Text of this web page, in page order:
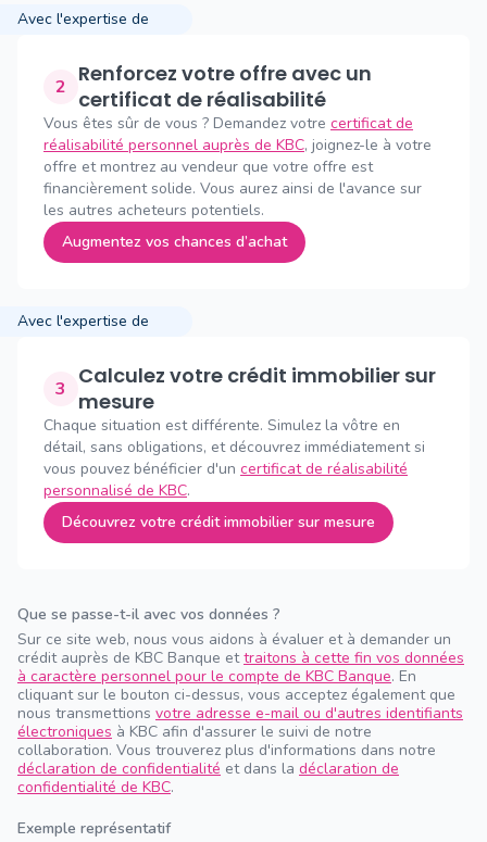
Avec l'expertise de
2 Renforcez votre offre avec un
certificat de réalisabilité
Vous êtes sûr de vous ? Demandez votre certificat de
réalisabilité personnel auprès de KBC, joignez-le à votre
offre et montrez au vendeur que votre offre est
financièrement solide. Vous aurez ainsi de l'avance sur
les autres acheteurs potentiels.
Augmentez vos chances d’achat
Avec l'expertise de
3
Calculez votre crédit immobilier sur
mesure
Chaque situation est différente. Simulez la vôtre en
détail, sans obligations, et découvrez immédiatement si
vous pouvez bénéficier d'un certificat de réalisabilité
personnalisé de KBC.
Découvrez votre crédit immobilier sur mesure
Que se passe-t-il avec vos données ?
Sur ce site web, nous vous aidons à évaluer et à demander un
crédit auprès de KBC Banque ettraitons à cette fin vos données
à caractère personnel pour le compte de KBC Banque. En
cliquant sur le bouton ci-dessus, vous acceptez également que
nous transmettions votre adresse e-mail ou d'autres identifiants
électroniques à KBC afin d'assurer le suivi de notre
collaboration. Vous trouverez plus d'informations dans notre
déclaration de confidentialité et dans la déclaration de
confidentialité de KBC.
Exemple représentatif